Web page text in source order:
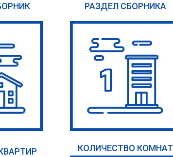
РАЗДЕЛ СБОРНИКА
КОЛИЧЕСТВО КОМНАТ